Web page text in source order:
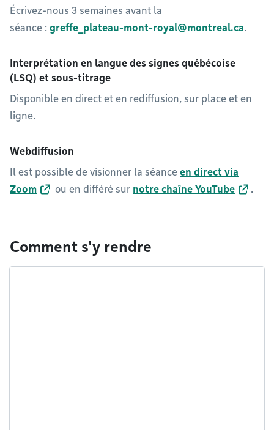
Écrivez-nous 3 semaines avant la
séance : greffe_plateau-mont-royal@montreal.ca.
Interprétation en langue des signes québécoise
(LSQ) et sous-titrage
Disponible en direct et en rediffusion, sur place et en
ligne.
Webdiffusion
Il est possible de visionner la séance en direct via
Zoom
ou en différé sur notre chaîne YouTube .
Comment s'y rendre